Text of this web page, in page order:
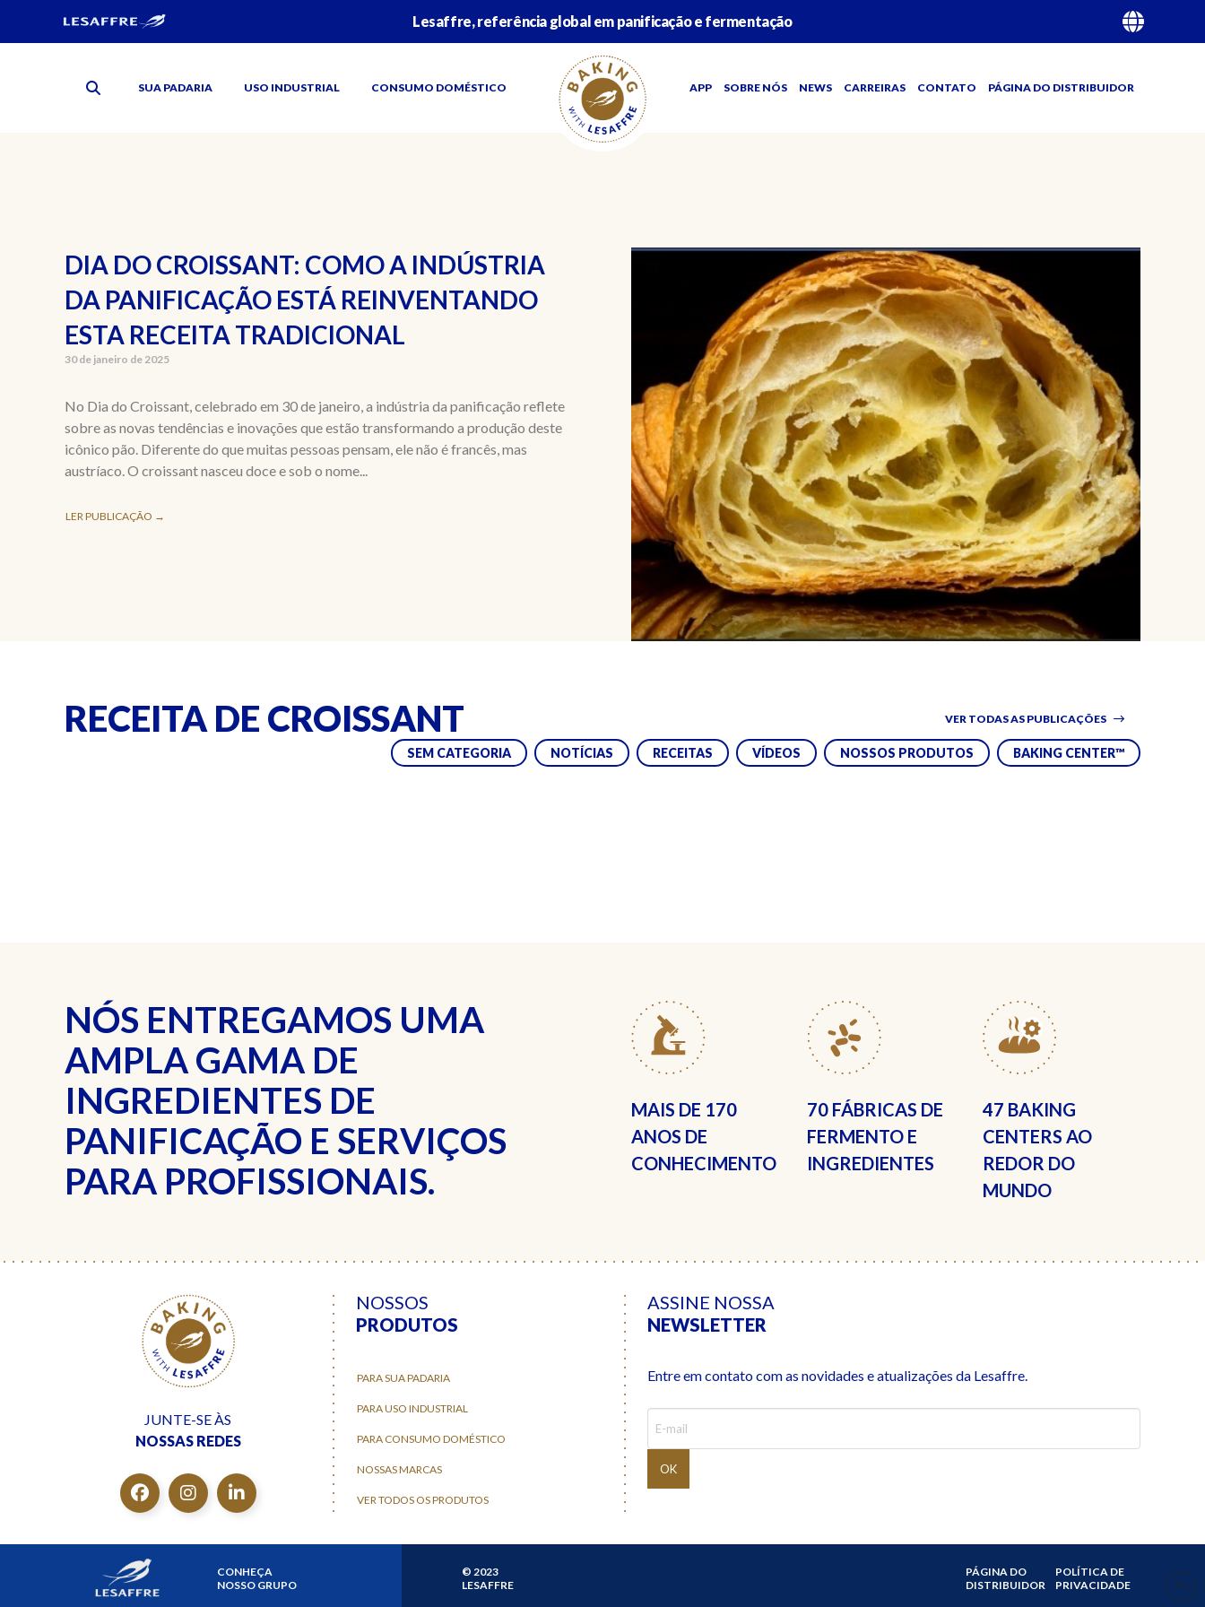
Lesaffre, referência global em panificação e fermentação
SUA PADARIA USO INDUSTRIAL CONSUMO DOMÉSTICO APP SOBRE NÓS NEWS CARREIRAS CONTATO PÁGINA DO DISTRIBUIDOR
DIA DO CROISSANT: COMO A INDÚSTRIA
DA PANIFICAÇÃO ESTÁ REINVENTANDO
ESTA RECEITA TRADICIONAL
30 de janeiro de 2025
No Dia do Croissant, celebrado em 30 de janeiro, a indústria da panificação reflete
sobre as novas tendências e inovações que estão transformando a produção deste
icônico pão. Diferente do que muitas pessoas pensam, ele não é francês, mas
austríaco. O croissant nasceu doce e sob o nome...
LER PUBLICAÇÃO →
RECEITA DE CROISSANT VER TODAS AS PUBLICAÇÕES
SEM CATEGORIA NOTÍCIAS RECEITAS VÍDEOS NOSSOS PRODUTOS BAKING CENTER™
NÓS ENTREGAMOS UMA
AMPLA GAMA DE
INGREDIENTES DE
PANIFICAÇÃO E SERVIÇOS
PARA PROFISSIONAIS.
MAIS DE 170
ANOS DE
CONHECIMENTO
70 FÁBRICAS DE
FERMENTO E
INGREDIENTES
47 BAKING
CENTERS AO
REDOR DO
MUNDO
JUNTE-SE ÀS
NOSSAS REDES
NOSSOS
PRODUTOS
PARA SUA PADARIA
PARA USO INDUSTRIAL
PARA CONSUMO DOMÉSTICO
NOSSAS MARCAS
VER TODOS OS PRODUTOS
ASSINE NOSSA
NEWSLETTER
Entre em contato com as novidades e atualizações da Lesaffre.
CONHEÇA
NOSSO GRUPO
© 2023
LESAFFRE
PÁGINA DO
DISTRIBUIDOR
POLÍTICA DE
PRIVACIDADE